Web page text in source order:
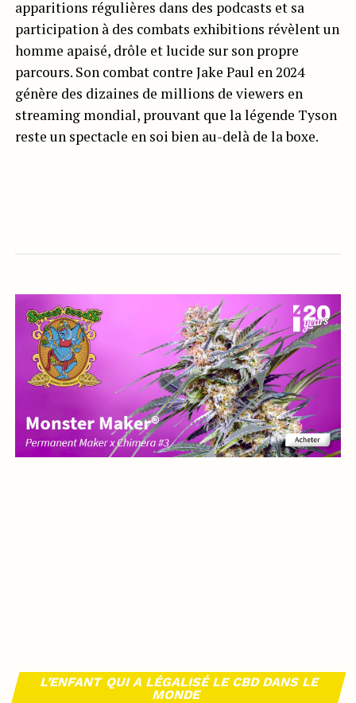
apparitions régulières dans des podcasts et sa
participation à des combats exhibitions révèlent un
homme apaisé, drôle et lucide sur son propre
parcours. Son combat contre Jake Paul en 2024
génère des dizaines de millions de viewers en
streaming mondial, prouvant que la légende Tyson
reste un spectacle en soi bien au-delà de la boxe.
L’ENFANT QUI A LÉGALISÉ LE CBD DANS LE
MONDE